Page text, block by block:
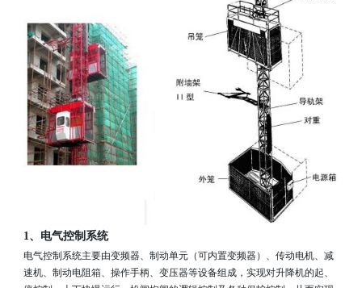
1、电气控制系统
电气控制系统主要由变频器、制动单元（可内置变频器）、传动电机、减
速机、制动电阻箱、操作手柄、变压器等设备组成，实现对升降机的起、